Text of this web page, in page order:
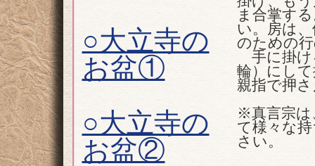
ま合掌す
い。房は
のための
手に掛け
輪）にし
親指で押
※真言宗は
て様々な
さい。
○大立寺の
お盆①
○大立寺の
お盆②